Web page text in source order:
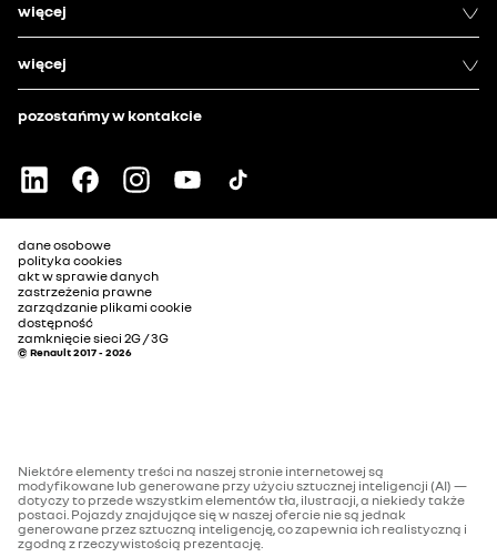
więcej
więcej
pozostańmy w kontakcie
dane osobowe
polityka cookies
akt w sprawie danych
zastrzeżenia prawne
zarządzanie plikami cookie
dostępność
zamknięcie sieci 2G / 3G
© Renault 2017 - 2026
Niektóre elementy treści na naszej stronie internetowej są
modyfikowane lub generowane przy użyciu sztucznej inteligencji (AI) —
dotyczy to przede wszystkim elementów tła, ilustracji, a niekiedy także
postaci. Pojazdy znajdujące się w naszej ofercie nie są jednak
generowane przez sztuczną inteligencję, co zapewnia ich realistyczną i
zgodną z rzeczywistością prezentację.